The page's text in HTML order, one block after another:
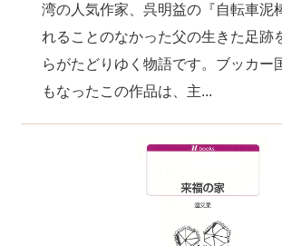
湾の人気作家、呉明益の『自転車泥
れることのなかった父の生きた足跡
らがたどりゆく物語です。ブッカー
もなったこの作品は、主...